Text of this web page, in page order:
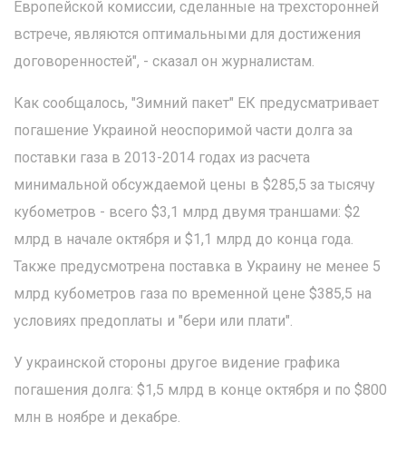
Европейской комиссии, сделанные на трехсторонней
встрече, являются оптимальными для достижения
договоренностей", - сказал он журналистам.
Как сообщалось, "Зимний пакет" ЕК предусматривает
погашение Украиной неоспоримой части долга за
поставки газа в 2013-2014 годах из расчета
минимальной обсуждаемой цены в $285,5 за тысячу
кубометров - всего $3,1 млрд двумя траншами: $2
млрд в начале октября и $1,1 млрд до конца года.
Также предусмотрена поставка в Украину не менее 5
млрд кубометров газа по временной цене $385,5 на
условиях предоплаты и "бери или плати".
У украинской стороны другое видение графика
погашения долга: $1,5 млрд в конце октября и по $800
млн в ноябре и декабре.